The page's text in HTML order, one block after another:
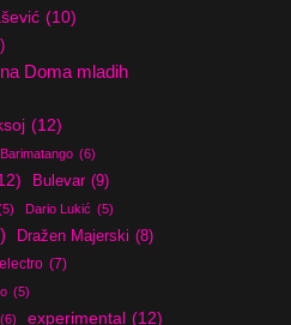
(10)
Doma mladih
(12)
Barimatango (6)
Bulevar (9)
Dario Lukić (5)
Dražen Majerski (8)
electro (7)
(5)
(6) experimental (12)